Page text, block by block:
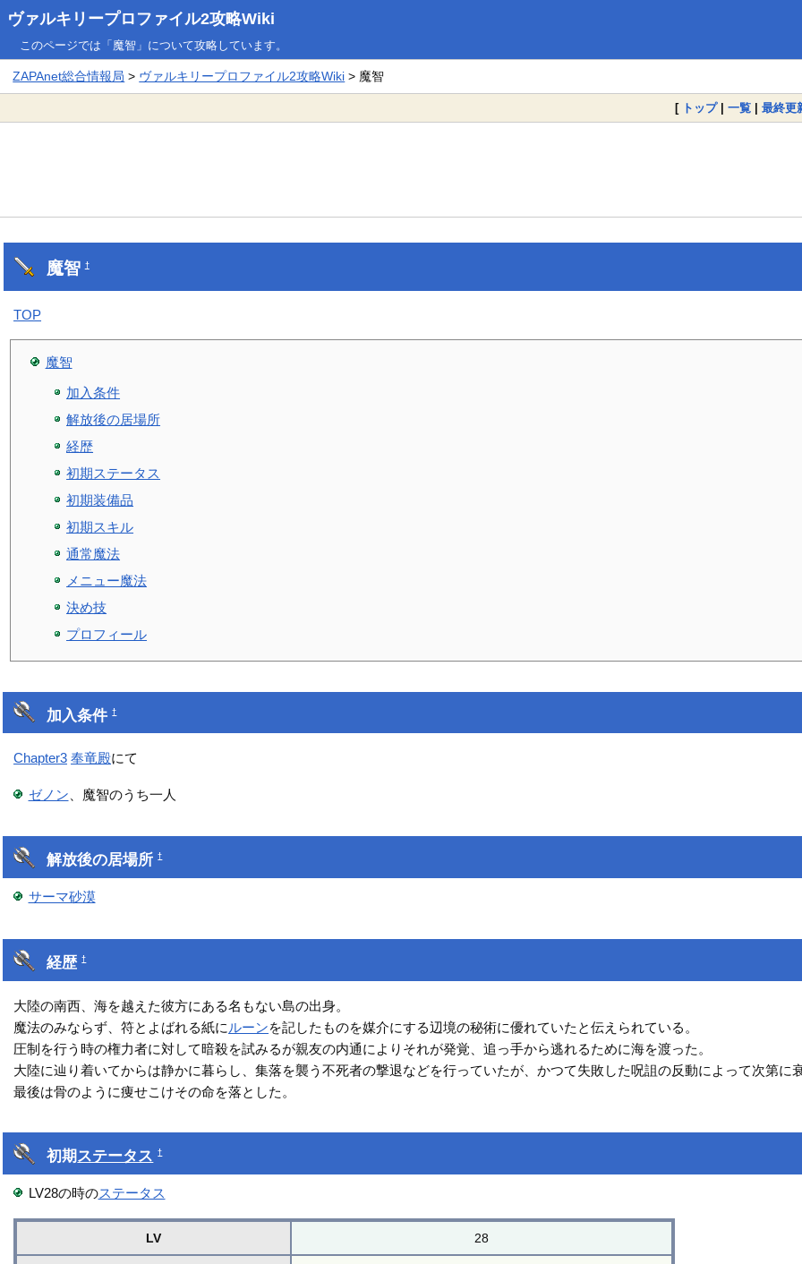
ヴァルキリープロファイル2攻略Wiki
このページでは「魔智」について攻略しています。
ZAPAnet総合情報局 > ヴァルキリープロファイル2攻略Wiki > 魔智
[ トップ| 一覧 | 最終更
魔智†
TOP
魔智
加入条件
解放後の居場所
経歴
初期ステータス
初期装備品
初期スキル
通常魔法
メニュー魔法
決め技
プロフィール
加入条件†
Chapter3 奉竜殿にて
ゼノン 、魔智のうち一人
解放後の居場所†
サーマ砂漠
経歴†
大陸の南西、海を越えた彼方にある名もない島の出身。
魔法のみならず、符とよばれる紙に ルーンを記したものを媒介にする辺境の秘術に優れていたと伝えられている。
圧制を行う時の権力者に対して暗殺を試みるが親友の内通によりそれが発覚、追っ手から逃れるために海を渡った。
大陸に辿り着いてからは静かに暮らし、集落を襲う不死者の撃退などを行っていたが、かつて失敗した呪詛の反動によって次第に
最後は骨のように痩せこけその命を落とした。
初期ステータス †
LV28の時のステータス
LV 28